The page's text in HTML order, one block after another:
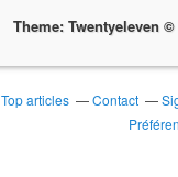
Theme: Twentyeleven
Top articles Contact